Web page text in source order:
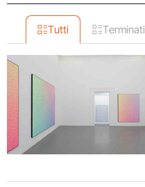
Tutti Terminati